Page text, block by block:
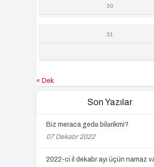
30
31
« Dek
Son Yazılar
Biz meraca gedə bilərikmi?
07 Dekabr 2022
2022-ci il dekabr ayı üçün namaz